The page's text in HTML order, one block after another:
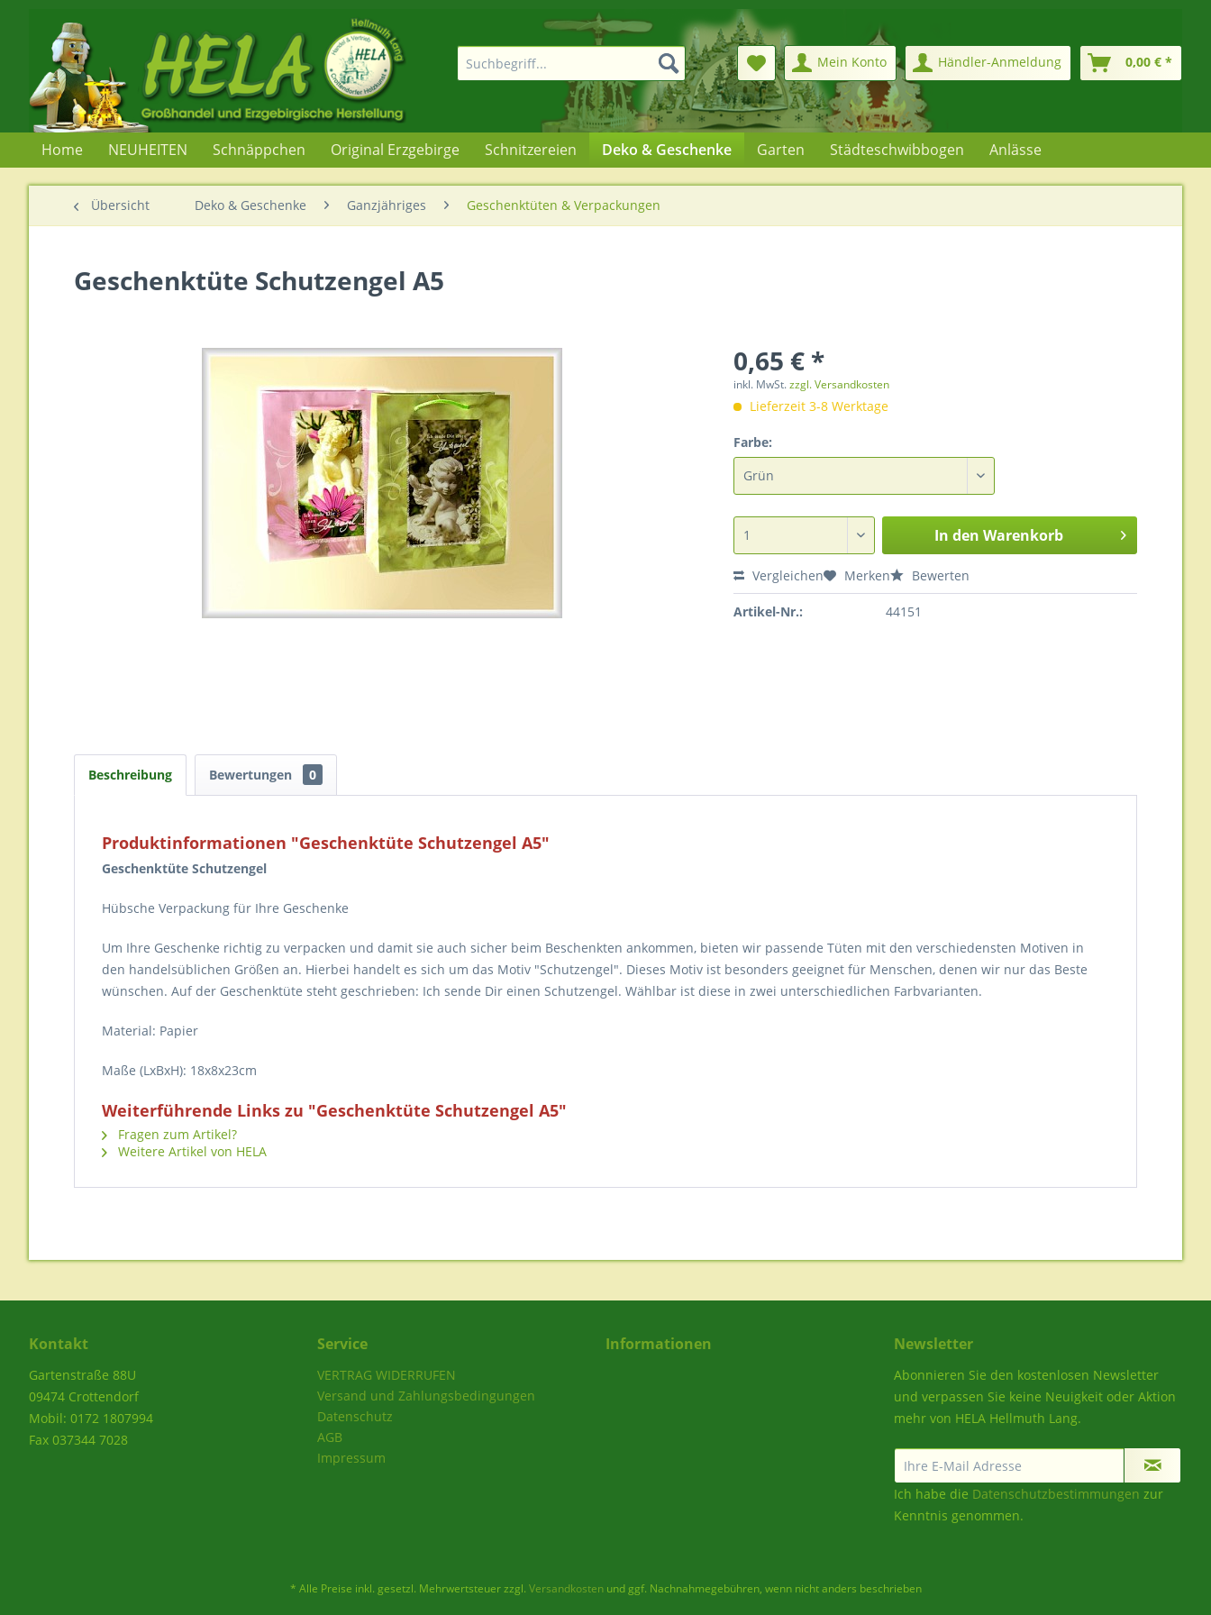
Mein Konto Händler-Anmeldung 0,00 € *
Home NEUHEITEN Schnäppchen Original Erzgebirge Schnitzereien Deko & Geschenke Garten Städteschwibbogen Anlässe
Übersicht Deko & Geschenke Ganzjähriges Geschenktüten & Verpackungen
Geschenktüte Schutzengel A5
0,65 € *
inkl. MwSt.zzgl. Versandkosten
Lieferzeit 3-8 Werktage
Farbe:
In den Warenkorb
Vergleichen Merken Bewerten
Artikel-Nr.: 44151
Beschreibung Bewertungen 0
Produktinformationen "Geschenktüte Schutzengel A5"
Geschenktüte Schutzengel
Hübsche Verpackung für Ihre Geschenke
Um Ihre Geschenke richtig zu verpacken und damit sie auch sicher beim Beschenkten ankommen, bieten wir passende Tüten mit den verschiedensten Motiven in
den handelsüblichen Größen an. Hierbei handelt es sich um das Motiv "Schutzengel". Dieses Motiv ist besonders geeignet für Menschen, denen wir nur das Beste
wünschen. Auf der Geschenktüte steht geschrieben: Ich sende Dir einen Schutzengel. Wählbar ist diese in zwei unterschiedlichen Farbvarianten.
Material: Papier
Maße (LxBxH): 18x8x23cm
Weiterführende Links zu "Geschenktüte Schutzengel A5"
Fragen zum Artikel?
Weitere Artikel von HELA
Kontakt
Gartenstraße 88U
09474 Crottendorf
Mobil: 0172 1807994
Fax 037344 7028
Service
VERTRAG WIDERRUFEN
Versand und Zahlungsbedingungen
Datenschutz
AGB
Impressum
Informationen Newsletter
Abonnieren Sie den kostenlosen Newsletter
und verpassen Sie keine Neuigkeit oder Aktion
mehr von HELA Hellmuth Lang.
Ich habe die Datenschutzbestimmungen zur
Kenntnis genommen.
* Alle Preise inkl. gesetzl. Mehrwertsteuer zzgl. Versandkostenund ggf. Nachnahmegebühren, wenn nicht anders beschrieben